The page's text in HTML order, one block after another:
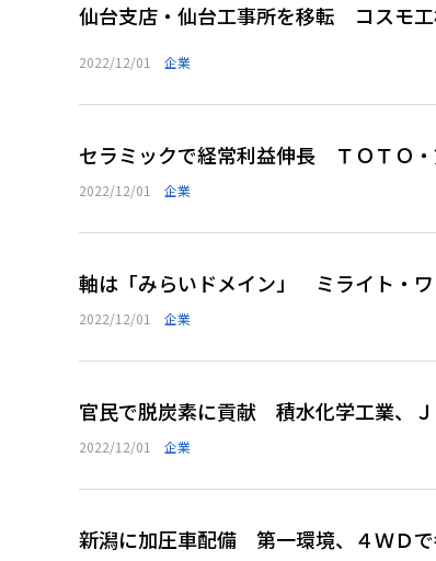
仙台支店・仙台工事所を移転 コスモ
2022/12/01 企業
セラミックで経常利益伸長 ＴＯＴＯ
2022/12/01 企業
軸は「みらいドメイン」 ミライト・
2022/12/01 企業
官民で脱炭素に貢献 積水化学工業、
2022/12/01 企業
新潟に加圧車配備 第一環境、４ＷＤ